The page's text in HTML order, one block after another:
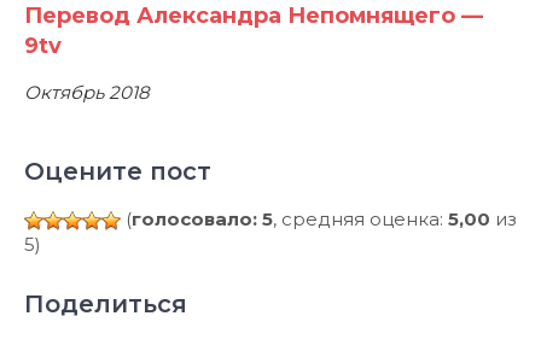
Перевод Александра Непомнящего —
9tv
Октябрь 2018
Оцените пост
(голосовало: 5, средняя оценка: 5,00 из
5)
Поделиться